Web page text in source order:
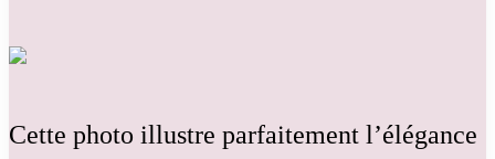
Cette photo illustre parfaitement l’élégance